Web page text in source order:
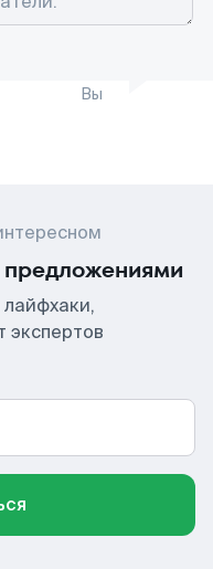
Вы
экспертов